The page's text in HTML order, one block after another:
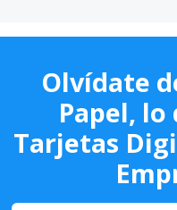
Olvídate
Papel, lo
Tarjetas